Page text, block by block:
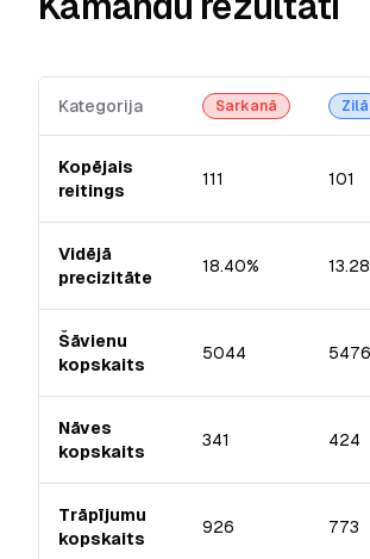
Kategorija Sarkanā Zilā
Kopējais
reitings
111 101
Vidējā
precizitāte
18.40%
Šāvienu
kopskaits
5044 5476
Nāves
kopskaits
341 424
Trāpījumu
kopskaits
926 773